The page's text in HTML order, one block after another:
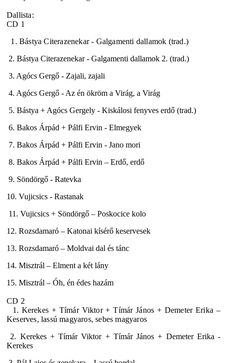
Dallista:
CD 1
1. Bástya Citerazenekar - Galgamenti dallamok (trad.)
2. Bástya Citerazenekar - Galgamenti dallamok 2. (trad.)
3. Agócs Gergő - Zajali, zajali
4. Agócs Gergő - Az én ökröm a Virág, a Virág
5. Bástya + Agócs Gergely - Kiskálosi fenyves erdő (trad.)
6. Bakos Árpád + Pálfi Ervin - Elmegyek
7. Bakos Árpád + Pálfi Ervin - Jano mori
8. Bakos Árpád + Pálfi Ervin – Erdő, erdő
9. Söndörgő - Ratevka
10. Vujicsics - Rastanak
11. Vujicsics + Söndörgő – Poskocice kolo
12. Rozsdamaró – Katonai kísérő keservesek
13. Rozsdamaró – Moldvai dal és tánc
14. Misztrál – Elment a két lány
15. Misztrál – Óh, én édes hazám
CD 2
1. Kerekes + Tímár Viktor + Tímár János + Demeter Erika –
Keserves, lassú magyaros, sebes magyaros
2. Kerekes + Tímár Viktor + Tímár János + Demeter Erika -
Kerekes